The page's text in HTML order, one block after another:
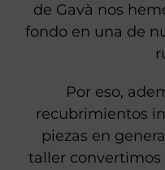
de Gavà nos
fondo en una de
Por eso,
recubrimientos
piezas en
taller convertimos